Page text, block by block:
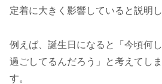
定着に大きく影響していると説明し
例えば、誕生日になると「今頃何
過ごしてるんだろう」と考えてし
す。